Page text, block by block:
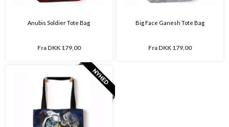
Anubis Soldier Tote Bag
Fra DKK 179,00
Big Face Ganesh Tote Bag
Fra DKK 179,00